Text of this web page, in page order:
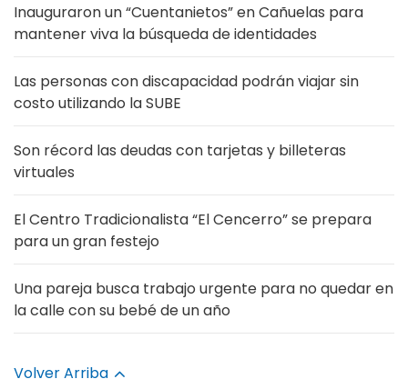
Inauguraron un “Cuentanietos” en Cañuelas para
mantener viva la búsqueda de identidades
Las personas con discapacidad podrán viajar sin
costo utilizando la SUBE
Son récord las deudas con tarjetas y billeteras
virtuales
El Centro Tradicionalista “El Cencerro” se prepara
para un gran festejo
Una pareja busca trabajo urgente para no quedar en
la calle con su bebé de un año
Volver Arriba